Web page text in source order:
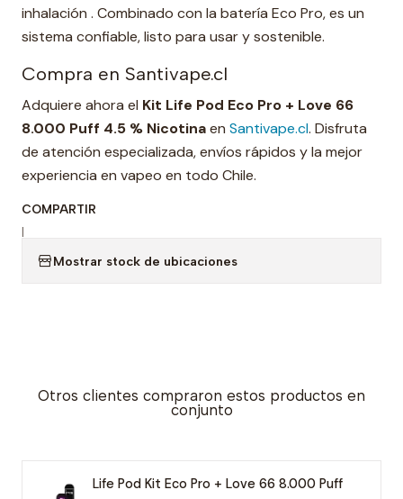
inhalación . Combinado con la batería Eco Pro, es un
sistema confiable, listo para usar y sostenible.
Compra en Santivape.cl
Adquiere ahora el Kit Life Pod Eco Pro + Love 66
8.000 Puff 4.5 % Nicotinaen Santivape.cl. Disfruta
de atención especializada, envíos rápidos y la mejor
experiencia en vapeo en todo Chile.
COMPARTIR
|
Mostrar stock de ubicaciones
Otros clientes compraron estos productos en
conjunto
Life Pod Kit Eco Pro + Love 66 8.000 Puff